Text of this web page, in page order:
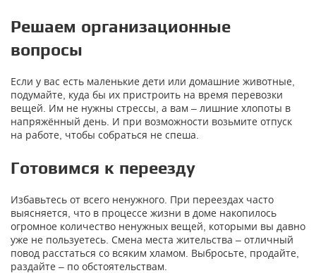
Решаем организационные
вопросы
Если у вас есть маленькие дети или домашние животные,
подумайте, куда бы их пристроить на время перевозки
вещей. Им не нужны стрессы, а вам – лишние хлопоты в
напряжённый день. И при возможности возьмите отпуск
на работе, чтобы собраться не спеша.
Готовимся к переезду
Избавьтесь от всего ненужного. При переездах часто
выясняется, что в процессе жизни в доме накопилось
огромное количество ненужных вещей, которыми вы давно
уже не пользуетесь. Смена места жительства – отличный
повод расстаться со всяким хламом. Выбросьте, продайте,
раздайте – по обстоятельствам.